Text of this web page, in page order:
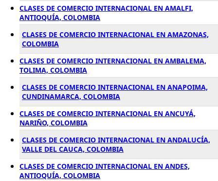
CLASES DE COMERCIO INTERNACIONAL EN AMALFI,
ANTIOQUÍA, COLOMBIA
CLASES DE COMERCIO INTERNACIONAL EN AMAZONAS,
COLOMBIA
CLASES DE COMERCIO INTERNACIONAL EN AMBALEMA,
TOLIMA, COLOMBIA
CLASES DE COMERCIO INTERNACIONAL EN ANAPOIMA,
CUNDINAMARCA, COLOMBIA
CLASES DE COMERCIO INTERNACIONAL EN ANCUYÁ,
NARIÑO, COLOMBIA
CLASES DE COMERCIO INTERNACIONAL EN ANDALUCÍA,
VALLE DEL CAUCA, COLOMBIA
CLASES DE COMERCIO INTERNACIONAL EN ANDES,
ANTIOQUÍA, COLOMBIA